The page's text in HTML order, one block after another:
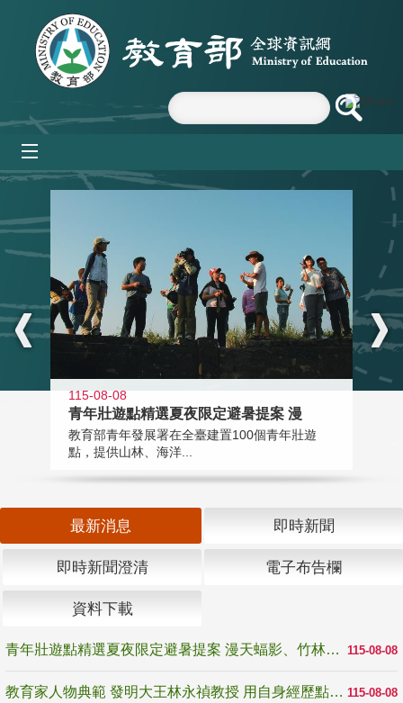
跳到主要內容區塊
:::
115-08-08
青年壯遊點精選夏夜限定避暑提案 漫
教育部青年發展署在全臺建置100個青年壯遊
點，提供山林、海洋...
最新消息 即時新聞
即時新聞澄清 電子布告欄
資料下載
115-08-08
青年壯遊點精選夏夜限定避暑提案 漫天蝠影、竹林尋蛙、茶香夜觀 邀青年暮色出發
115-08-08
教育家人物典範 發明大王林永禎教授 用自身經歷點亮學生的路